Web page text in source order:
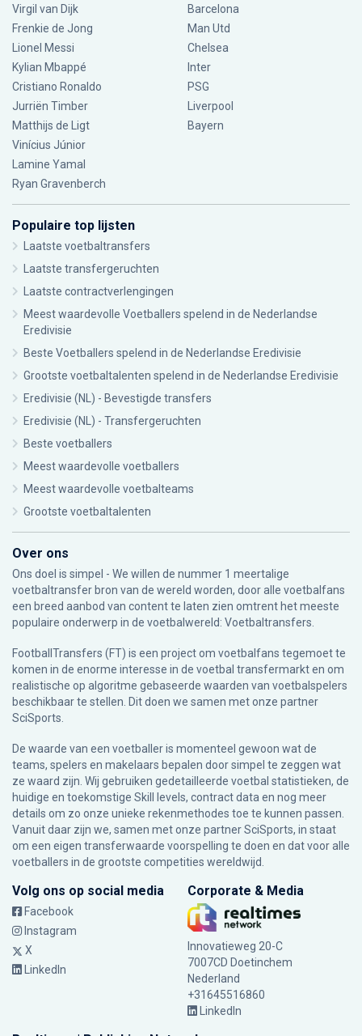
Virgil van Dijk
Frenkie de Jong
Lionel Messi
Kylian Mbappé
Cristiano Ronaldo
Jurriën Timber
Matthijs de Ligt
Vinícius Júnior
Lamine Yamal
Ryan Gravenberch
Barcelona
Man Utd
Chelsea
Inter
PSG
Liverpool
Bayern
Populaire top lijsten
Laatste voetbaltransfers
Laatste transfergeruchten
Laatste contractverlengingen
Meest waardevolle Voetballers spelend in de Nederlandse
Eredivisie
Beste Voetballers spelend in de Nederlandse Eredivisie
Grootste voetbaltalenten spelend in de Nederlandse Eredivisie
Eredivisie (NL) - Bevestigde transfers
Eredivisie (NL) - Transfergeruchten
Beste voetballers
Meest waardevolle voetballers
Meest waardevolle voetbalteams
Grootste voetbaltalenten
Over ons
Ons doel is simpel - We willen de nummer 1 meertalige
voetbaltransfer bron van de wereld worden, door alle voetbalfans
een breed aanbod van content te laten zien omtrent het meeste
populaire onderwerp in de voetbalwereld: Voetbaltransfers.
FootballTransfers (FT) is een project om voetbalfans tegemoet te
komen in de enorme interesse in de voetbal transfermarkt en om
realistische op algoritme gebaseerde waarden van voetbalspelers
beschikbaar te stellen. Dit doen we samen met onze partner
SciSports
De waarde van een voetballer is momenteel gewoon wat de
teams, spelers en makelaars bepalen door simpel te zeggen wat
ze waard zijn. Wij gebruiken gedetailleerde voetbal statistieken, de
huidige en toekomstige Skill levels, contract data en nog meer
details om zo onze unieke rekenmethodes toe te kunnen passen.
Vanuit daar zijn we, samen met onze partner SciSports, in staat
om een eigen transferwaarde voorspelling te doen en dat voor alle
voetballers in de grootste competities wereldwijd.
Volg ons op social media
Facebook
Instagram
X
LinkedIn
Corporate & Media
Innovatieweg 20-C
7007CD Doetinchem
Nederland
+31645516860
LinkedIn